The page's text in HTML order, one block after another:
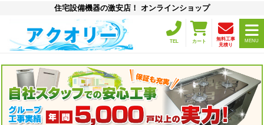
住宅設備機器の激安店！ オンラインショップ
TEL カート
無料工事
見積り
MENU